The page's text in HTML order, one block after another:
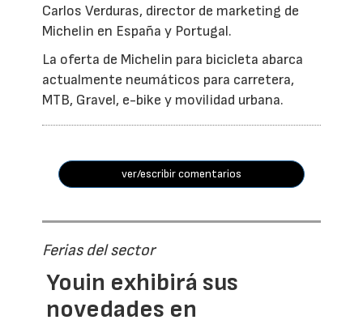
Carlos Verduras, director de marketing de
Michelin en España y Portugal.
La oferta de Michelin para bicicleta abarca
actualmente neumáticos para carretera,
MTB, Gravel, e-bike y movilidad urbana.
ver/escribir comentarios
Ferias del sector
Youin exhibirá sus
novedades en